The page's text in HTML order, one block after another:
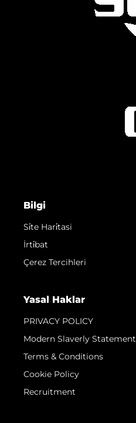
Bilgi
Si̇te Hari̇tasi
İrti̇bat
Çerez Tercihleri
Yasal Haklar
PRIVACY POLICY
Modern Slaverly Statement
Terms & Conditions
Cookie Policy
Recruitment